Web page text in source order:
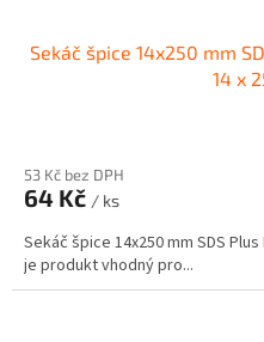
Sekáč špice 14x250 mm
14 x
53 Kč bez DPH
64 Kč / ks
Sekáč špice 14x250 mm SDS Plus
je produkt vhodný pro...